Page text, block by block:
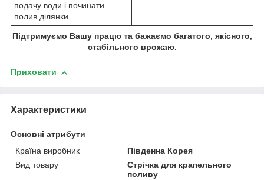
подачу води і починати
полив ділянки.
Підтримуємо Вашу працю та бажаємо багатого, якісного,
стабільного врожаю.
Приховати
Характеристики
Основні атрибути
Країна виробник
Південна Корея
Вид товару
Стрічка для крапельного
поливу